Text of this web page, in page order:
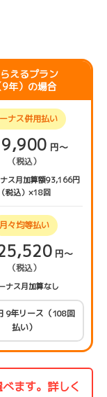
えるプラン
9年）の場合
ナス併用払い
9,900 円〜
（税込）
ス月加算額93,166円
（税込）×18回
月々均等払い
円〜
（税込）
ナス月加算なし
9年リース（108回
払い）
ます。詳しく